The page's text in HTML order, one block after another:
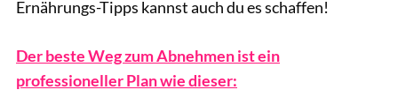
Ernährungs-Tipps kannst auch du es schaffen!
Der beste Weg zum Abnehmen ist ein
professioneller Plan wie dieser: